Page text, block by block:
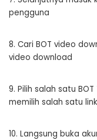
pengguna
8. Cari BOT video
video download
9. Pilih salah satu
memilih salah satu
10. Langsung buka